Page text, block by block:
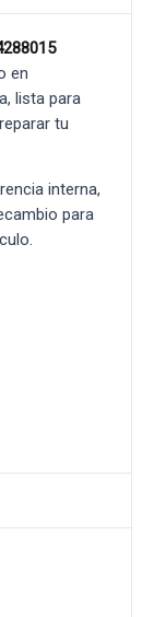
en
lista para
tu
interna,
para